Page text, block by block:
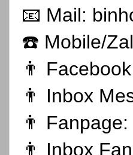
📧 Mail:
☎️ Mobile/
👨
👨 Inbox
👨 Fanpage:
👨 Inbox